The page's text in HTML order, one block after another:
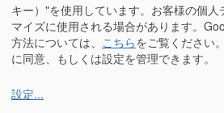
情報
Olympus®はオリンパス株式会社の登録商標です
キー）"を使用しています。お客様の個人
マイズに使用される場合があります。
方法については、 こちらをご覧ください
に同意、もしくは設定を管理できます。
設定...